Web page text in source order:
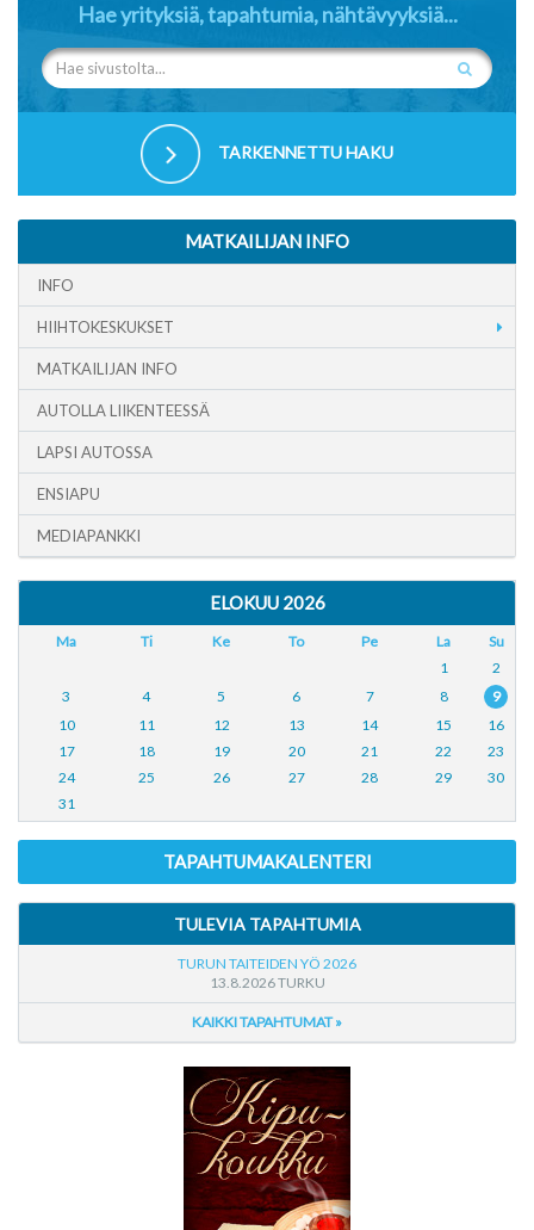
Hae yrityksiä, tapahtumia, nähtävyyksiä...
TARKENNETTU HAKU
MATKAILIJAN INFO
INFO
HIIHTOKESKUKSET
MATKAILIJAN INFO
AUTOLLA LIIKENTEESSÄ
LAPSI AUTOSSA
ENSIAPU
MEDIAPANKKI
ELOKUU 2026
Ma Ti Ke To Pe La
Su
1
2
3
4 5 6 7 8
9
10
11 12 13 14 15
16
17
18 19 20 21 22
23
24
25 26 27 28 29
30
31
TAPAHTUMAKALENTERI
TULEVIA TAPAHTUMIA
TURUN TAITEIDEN YÖ 2026
13.8.2026 TURKU
KAIKKI TAPAHTUMAT »